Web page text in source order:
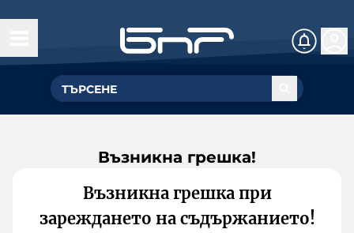
Възникна грешка!
Възникна грешка при
зареждането на съдържанието!